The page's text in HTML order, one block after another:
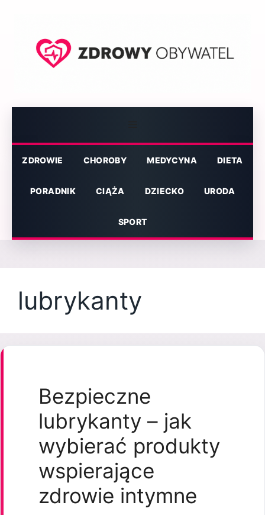
ZDROWIE CHOROBY MEDYCYNA DIETA
PORADNIK CIĄŻA DZIECKO URODA
SPORT
lubrykanty
Bezpieczne
lubrykanty – jak
wybierać produkty
wspierające
zdrowie intymne